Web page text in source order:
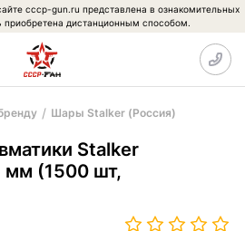
cccp-gun.ru представлена в ознакомительных
дистанционным способом.
Шары Stalker (Россия)
Stalker
мм (1500 шт,